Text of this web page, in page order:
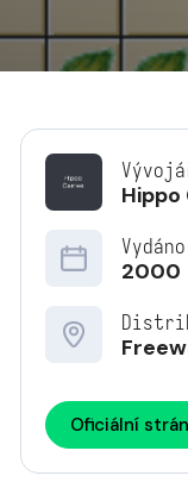
Hippo
Vydáno
2000
Oficiální